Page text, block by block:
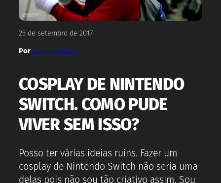
25 de setembro de 2017
PorRodrigo Castro
COSPLAY DE NINTENDO
SWITCH. COMO PUDE
VIVER SEM ISSO?
Posso ter várias ideias ruins. Fazer um
cosplay de Nintendo Switch não seria uma
delas pois não sou tão criativo assim. Sou